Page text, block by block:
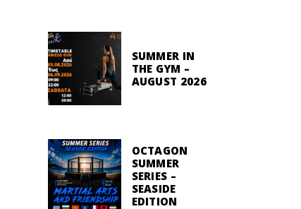
SUMMER IN
THE GYM –
AUGUST 2026
OCTAGON
SUMMER
SERIES –
SEASIDE
EDITION